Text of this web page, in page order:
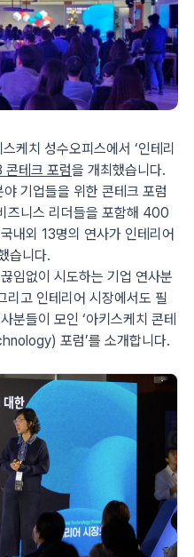
케치 성수오피스에서 ‘인테리
테크 포럼을 개최했습니다.
기업들을 위한 콘테크 포럼
즈니스 리더들을 포함해 400
내외 13명의 연사가 인테리어
습니다.
임없이 시도하는 기업 연사분
리고 인테리어 시장에서도 필
분들이 모인 ‘아키스케치 콘테
포럼’를 소개합니다.